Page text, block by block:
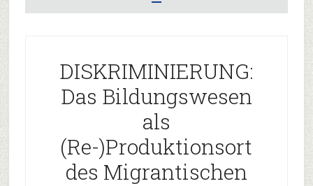
DISKRIMINIERUNG:
Das Bildungswesen
als
(Re-)Produktionsort
des Migrantischen